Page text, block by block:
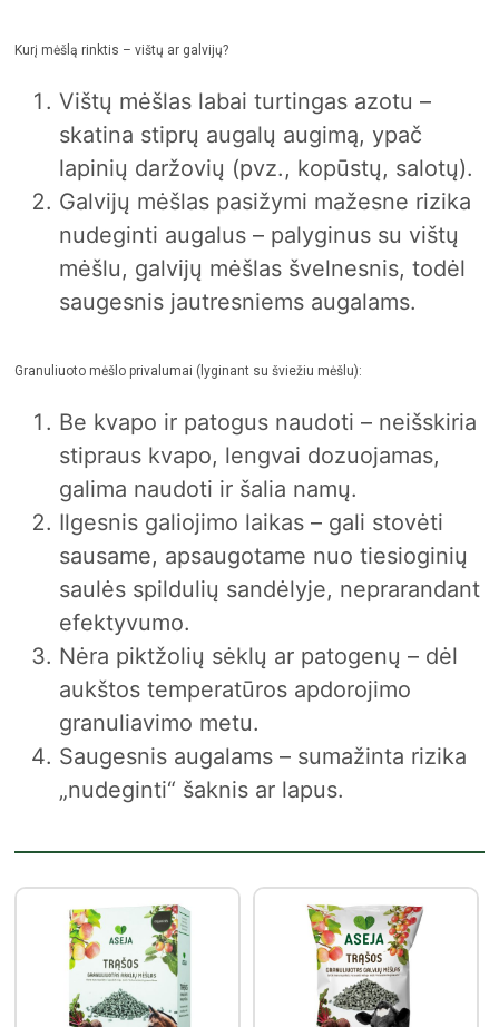
Kurį mėšlą rinktis – vištų ar galvijų?
Vištų mėšlas labai turtingas azotu –
skatina stiprų augalų augimą, ypač
lapinių daržovių (pvz., kopūstų, salotų).
Galvijų mėšlas pasižymi mažesne rizika
nudeginti augalus – palyginus su vištų
mėšlu, galvijų mėšlas švelnesnis, todėl
saugesnis jautresniems augalams.
Granuliuoto mėšlo privalumai (lyginant su šviežiu mėšlu):
Be kvapo ir patogus naudoti – neišskiria
stipraus kvapo, lengvai dozuojamas,
galima naudoti ir šalia namų.
Ilgesnis galiojimo laikas – gali stovėti
sausame, apsaugotame nuo tiesioginių
saulės spildulių sandėlyje, neprarandant
efektyvumo.
Nėra piktžolių sėklų ar patogenų – dėl
aukštos temperatūros apdorojimo
granuliavimo metu.
Saugesnis augalams – sumažinta rizika
„nudeginti“ šaknis ar lapus.